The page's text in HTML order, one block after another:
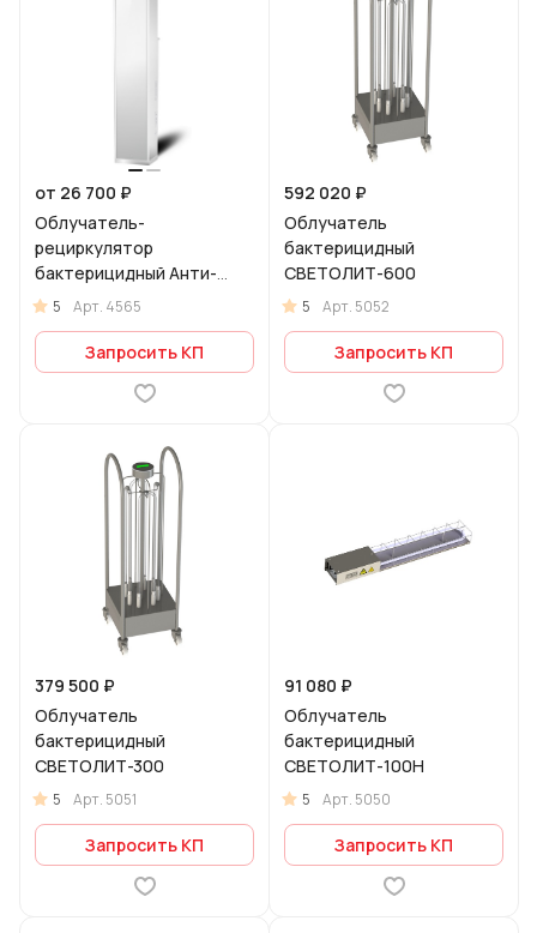
от 26 700 ₽
Облучатель-
рециркулятор
бактерицидный Анти-
Бакт 100
5 Арт. 4565
Запросить КП
592 020 ₽
Облучатель
бактерицидный
СВЕТОЛИТ-600
5 Арт. 5052
Запросить КП
379 500 ₽
Облучатель
бактерицидный
СВЕТОЛИТ-300
5 Арт. 5051
Запросить КП
91 080 ₽
Облучатель
бактерицидный
СВЕТОЛИТ-100Н
5 Арт. 5050
Запросить КП